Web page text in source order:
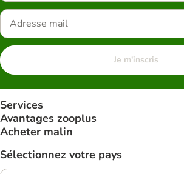
Je m'inscris
Services
Avantages zooplus
Acheter malin
Sélectionnez votre pays